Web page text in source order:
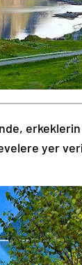
yer